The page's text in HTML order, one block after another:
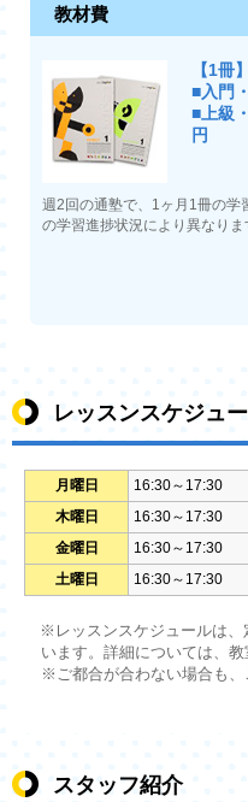
教材費
【1冊
■入門
■上級
円
週2回の通塾で、1ヶ月1冊の学
の学習進捗状況により異なりま
レッスンスケジュ
月曜日 16:30～17:30
木曜日
16:30～17:30
金曜日
16:30～17:30
土曜日
16:30～17:30
※レッスンスケジュールは、
います。詳細については、
※ご都合が合わない場合も、
スタッフ紹介